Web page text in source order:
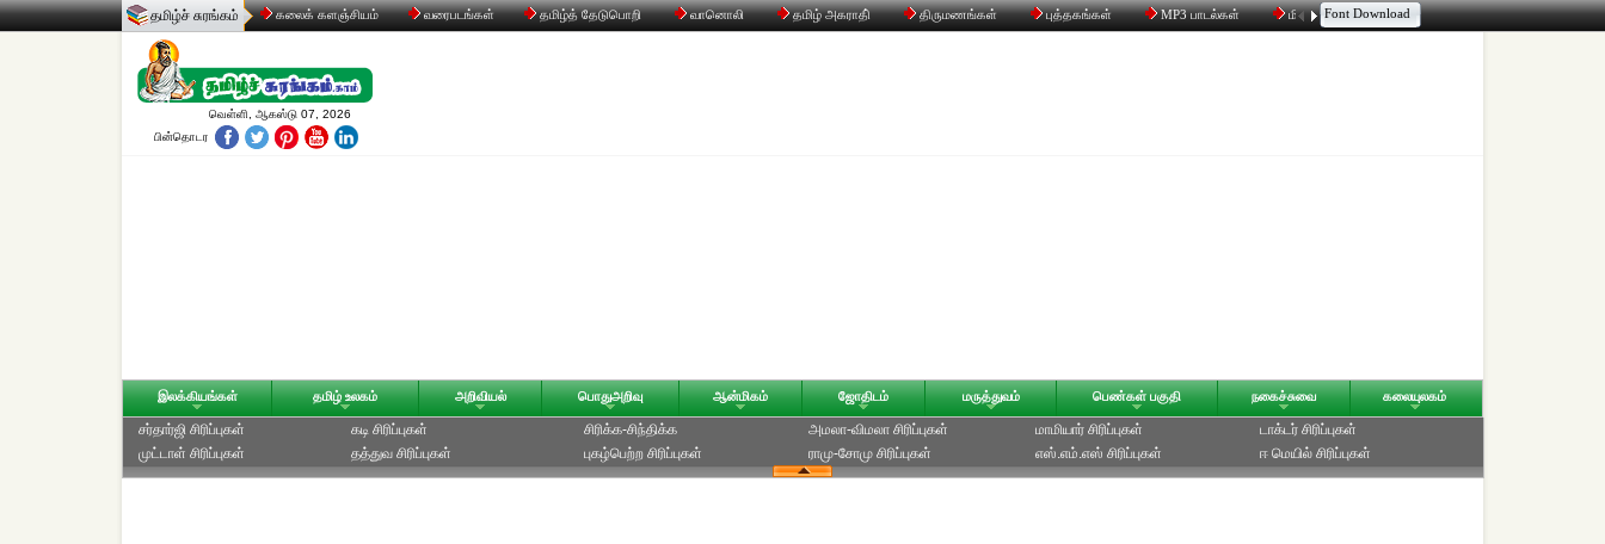
தமிழ்ச் சுரங்கம் கலைக் களஞ்சியம் வரைபடங்கள் தமிழ்த் தேடுபொறி வானொலி தமிழ் அகராதி் திருமணங்கள் புத்தகங்கள் MP3 பாடல்கள் மின்னஞ்சல் திரட்டி உரையாடல்
Font Download
வெள்ளி, ஆகஸ்டு 07, 2026
பின்தொடர
இலக்கியங்கள் தமிழ் உலகம் அறிவியல் பொதுஅறிவு ஆன்மிகம் ஜோதிடம் மருத்துவம் பெண்கள் பகுதி நகைச்சுவை கலையுலகம்
சர்தார்ஜி சிரிப்புகள்
முட்டாள் சிரிப்புகள்
கடி சிரிப்புகள்
தத்துவ சிரிப்புகள்
சிரிக்க-சிந்திக்க
புகழ்பெற்ற சிரிப்புகள்
அமலா-விமலா சிரிப்புகள்
ராமு-சோமு சிரிப்புகள்
மாமியார் சிரிப்புகள்
எஸ்.எம்.எஸ் சிரிப்புகள்
டாக்டர் சிரிப்புகள்
ஈ மெயில் சிரிப்புகள்